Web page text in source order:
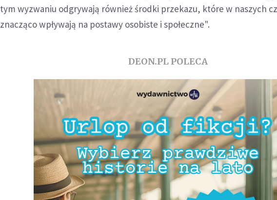
tym wyzwaniu odgrywają również środki przekazu, które w naszych
znacząco wpływają na postawy osobiste i społeczne".
DEON.PL POLECA